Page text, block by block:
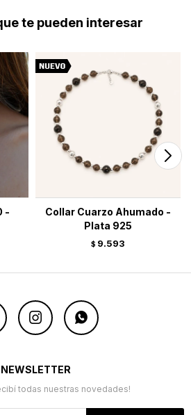
te pueden interesar
-
Collar Cuarzo Ahumado -
Plata 925
$ 9.593
 
NEWSLETTER
todas nuestras novedades!